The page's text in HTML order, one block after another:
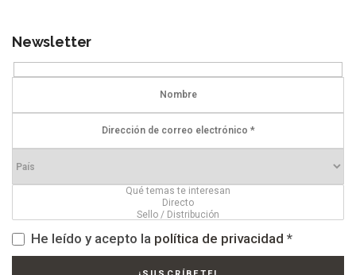
Newsletter
He leído y acepto la política de privacidad *